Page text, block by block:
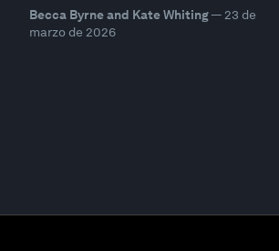
Becca Byrne and Kate Whiting— 23 de
marzo de 2026